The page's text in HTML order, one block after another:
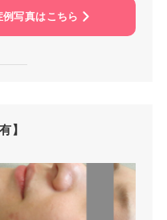
写真はこちら
】